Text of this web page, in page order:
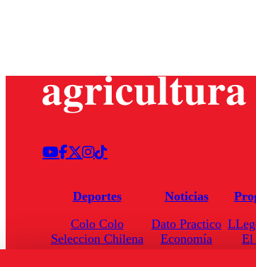
Deportes
Colo Colo
Seleccion Chilena
Noticias
Dato Practico
Economía
El